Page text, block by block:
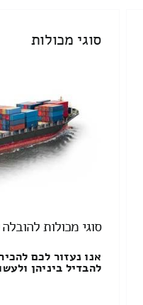
סוגי מכולות
סוגי מכולות
אנו נעזור לכם
להבדיל ביניהן